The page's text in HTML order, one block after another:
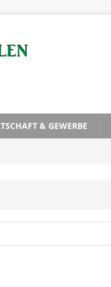
& GEWERBE